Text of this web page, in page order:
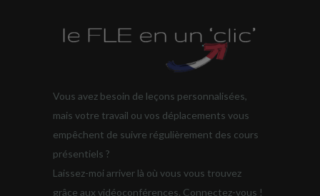
Vous avez besoin de leçons personnalisées,
mais votre travail ou vos déplacements vous
empêchent de suivre régulièrement des cours
présentiels ?
Laissez-moi arriver là où vous vous trouvez
grâce aux vidéoconférences. Connectez-vous !